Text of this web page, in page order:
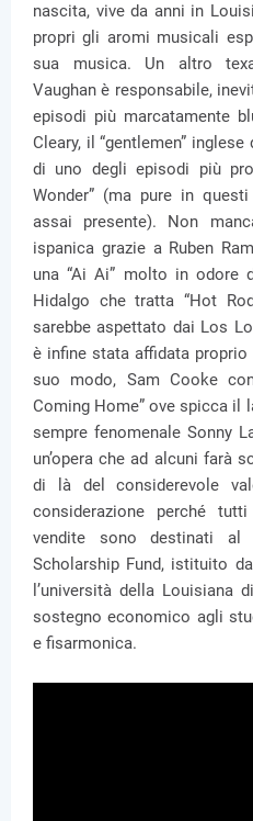
nascita, vive da anni in
propri gli aromi musicali
sua musica. Un altro
Vaughan è responsabile,
episodi più marcatamente
Cleary, il “gentlemen”
di uno degli episodi più
Wonder” (ma pure in
assai presente). Non
ispanica grazie a Ruben
una “Ai Ai” molto in odore
Hidalgo che tratta “Hot
sarebbe aspettato dai Los
è infine stata affidata
suo modo, Sam Cooke
Coming Home” ove spicca il
sempre fenomenale Sonny
un’opera che ad alcuni farà
di là del considerevole
considerazione perché
vendite sono destinati al
Scholarship Fund, istituito
l’università della
sostegno economico agli
e fisarmonica.